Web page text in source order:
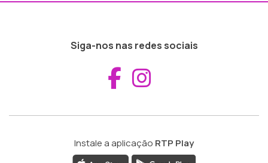
Siga-nos nas redes sociais
Aceder ao
Instale a aplicação RTP Play